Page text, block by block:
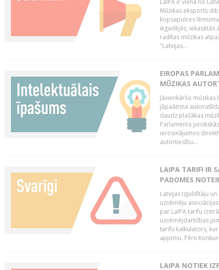
LaIPA ir viena no
Mūzikas eksports
kopsapulces
ikgadējās, iekasētās
radītas mūzikas
"Latvijas...
EIROPAS
MŪZIKAS
Jāvienkāršo
jāpaātrina
daudz plašākas
Parlamenta
ierosinājumos
autortiesību...
LAIPA TARIFI IR
PADOMES
Latvijas Izpildītāju
uzņēmēju
par LaIPA tarifu
uzņēmējdarbības
tarifu kalkulators,
apjomu. Pērn
LAIPA NOTIEK